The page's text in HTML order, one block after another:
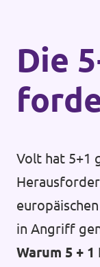
Die
Volt hat 5+1
in Angriff
Warum 5 +